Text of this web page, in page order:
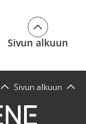
Sivun alkuun
Sivun alkuun